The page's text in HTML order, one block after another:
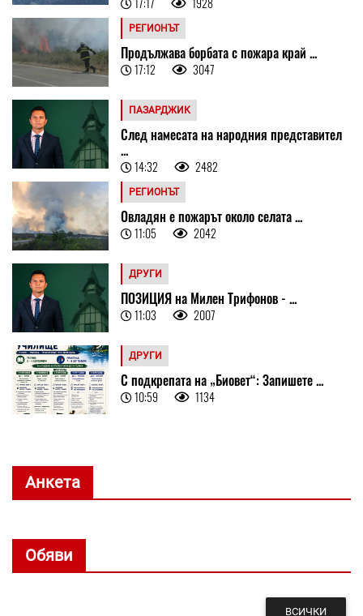
РЕГИОНЪТ
Продължава борбата с пожара край ...
17:12 3047
ПАЗАРДЖИК
След намесата на народния представител
...
14:32 2482
РЕГИОНЪТ
Овладян е пожарът около селата ...
11:05 2042
ДРУГИ
ПОЗИЦИЯ на Милен Трифонов - ...
11:03 2007
ДРУГИ
С подкрепата на „Биовет“: Запишете ...
10:59 1134
Анкета
Обяви
ВСИЧКИ